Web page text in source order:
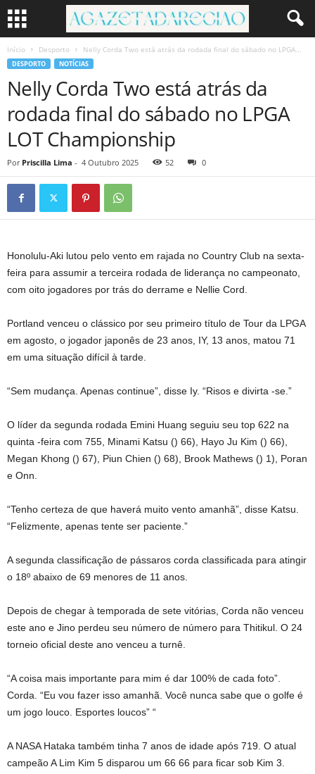
Início Desporto Nelly Corda Two está atrás da rodada final do sábado no LPGA...
DESPORTO NOTÍCIAS
Nelly Corda Two está atrás da
rodada final do sábado no LPGA
LOT Championship
Por Priscilla Lima - 4 Outubro 2025 52 0
Honolulu-Aki lutou pelo vento em rajada no Country Club na sexta-
feira para assumir a terceira rodada de liderança no campeonato,
com oito jogadores por trás do derrame e Nellie Cord.
Portland venceu o clássico por seu primeiro título de Tour da LPGA
em agosto, o jogador japonês de 23 anos, IY, 13 anos, matou 71
em uma situação difícil à tarde.
“Sem mudança. Apenas continue”, disse Iy. “Risos e divirta -se.”
O líder da segunda rodada Emini Huang seguiu seu top 622 na
quinta -feira com 755, Minami Katsu () 66), Hayo Ju Kim () 66),
Megan Khong () 67), Piun Chien () 68), Brook Mathews () 1), Poran
e Onn.
“Tenho certeza de que haverá muito vento amanhã”, disse Katsu.
“Felizmente, apenas tente ser paciente.”
A segunda classificação de pássaros corda classificada para atingir
o 18º abaixo de 69 menores de 11 anos.
Depois de chegar à temporada de sete vitórias, Corda não venceu
este ano e Jino perdeu seu número de número para Thitikul. O 24
torneio oficial deste ano venceu a turnê.
“A coisa mais importante para mim é dar 100% de cada foto”.
Corda. “Eu vou fazer isso amanhã. Você nunca sabe que o golfe é
um jogo louco. Esportes loucos” “
A NASA Hataka também tinha 7 anos de idade após 719. O atual
campeão A Lim Kim 5 disparou um 66 66 para ficar sob Kim 3.